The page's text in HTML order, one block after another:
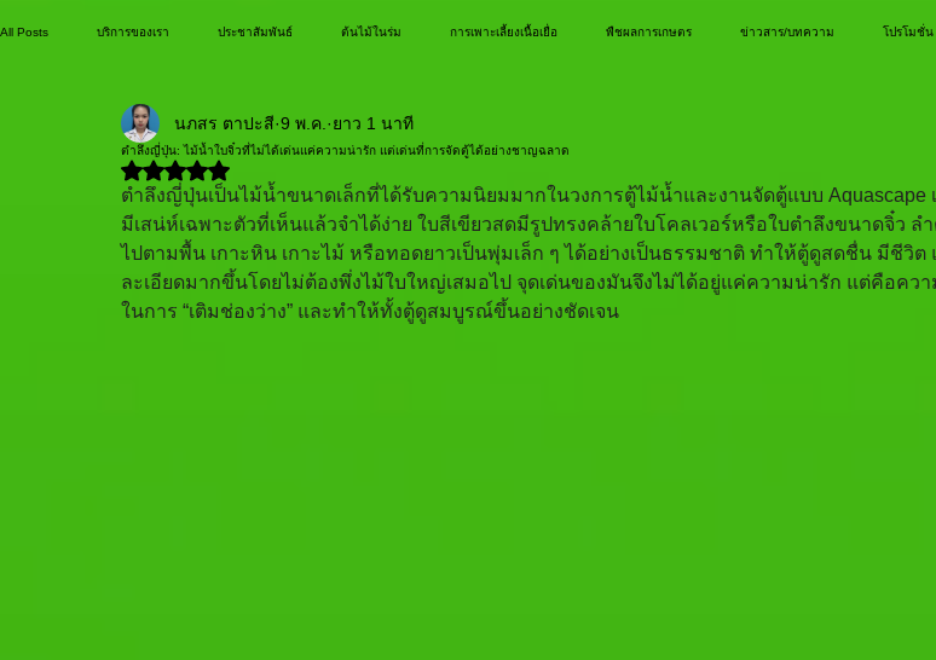
All Posts บริการของเรา ประชาสัมพันธ์ ต้นไม้ในร่ม การเพาะเลี้ยงเนื้อเยื่อ พืชผลการเกษตร ข่าวสาร/บทความ โปรโมชั่น
ตำลึงญี่ปุ่น: ไม้น้ำใบจิ๋วที่ไม่ได้เด่นแค่ความน่ารัก แต่เด่นที่การจัดตู้ได้อย่างชาญฉลาด
นภสร ตาปะสี 9 พ.ค. ยาว 1 นาที
ได้รับ NaN เต็ม 5 ดาว
ตำลึงญี่ปุ่นเป็นไม้น้ำขนาดเล็กที่ได้รับความนิยมมากในวงการตู้ไม้น้ำและงานจัดตู้แบบ Aquascape
มีเสน่ห์เฉพาะตัวที่เห็นแล้วจำได้ง่าย ใบสีเขียวสดมีรูปทรงคล้ายใบโคลเวอร์หรือใบตำลึงขนาดจิ๋ว ล
ไปตามพื้น เกาะหิน เกาะไม้ หรือทอดยาวเป็นพุ่มเล็ก ๆ ได้อย่างเป็นธรรมชาติ ทำให้ตู้ดูสดชื่น มีชีวิต
ละเอียดมากขึ้นโดยไม่ต้องพึ่งไม้ใบใหญ่เสมอไป จุดเด่นของมันจึงไม่ได้อยู่แค่ความน่ารัก แต่คือคว
ในการ “เติมช่องว่าง” และทำให้ทั้งตู้ดูสมบูรณ์ขึ้นอย่างชัดเจน